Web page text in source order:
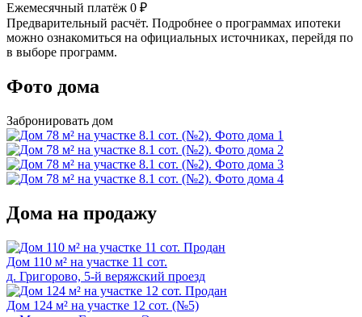
Ежемесячный платёж 0 ₽
Предварительный расчёт. Подробнее о программах ипотеки
можно ознакомиться на официальных источниках, перейдя по
в выборе программ.
Фото дома
Забронировать дом
Дома на продажу
Продан
Дом 110 м² на участке 11 сот.
д. Григорово, 5-й веряжский проезд
Продан
Дом 124 м² на участке 12 сот. (№5)